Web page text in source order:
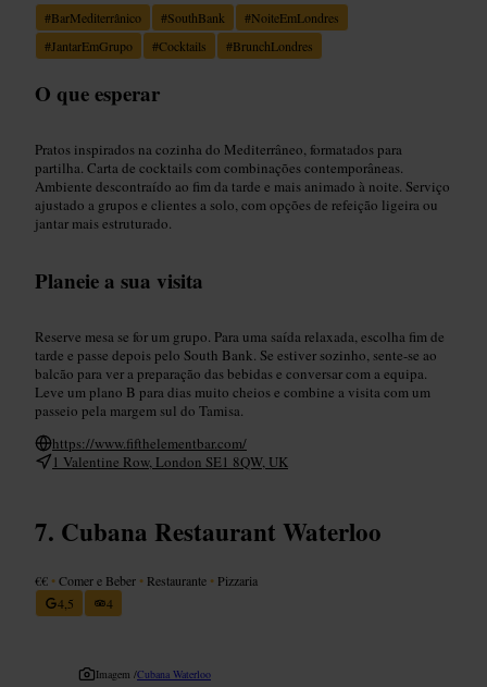
#BarMediterrânico #SouthBank #NoiteEmLondres
#JantarEmGrupo #Cocktails #BrunchLondres
O que esperar
Pratos inspirados na cozinha do Mediterrâneo, formatados para
partilha. Carta de cocktails com combinações contemporâneas.
Ambiente descontraído ao fim da tarde e mais animado à noite. Serviço
ajustado a grupos e clientes a solo, com opções de refeição ligeira ou
jantar mais estruturado.
Planeie a sua visita
Reserve mesa se for um grupo. Para uma saída relaxada, escolha fim de
tarde e passe depois pelo South Bank. Se estiver sozinho, sente-se ao
balcão para ver a preparação das bebidas e conversar com a equipa.
Leve um plano B para dias muito cheios e combine a visita com um
passeio pela margem sul do Tamisa.
https://www.fifthelementbar.com/
1 Valentine Row, London SE1 8QW, UK
Cubana Restaurant Waterloo
€€ •Comer e Beber • Restaurante • Pizzaria
4,5
4
Imagem /Cubana Waterloo